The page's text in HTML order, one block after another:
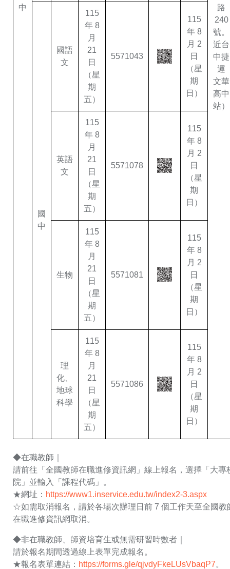
中
路
240
號。
近台
中捷
運
文華
高中
站）
國
中
國語
文
115
年 8
月
21
日
（星
期
五）
5571043
115
年 8
月 2
日
（星
期
日）
英語
文
115
年 8
月
21
日
（星
期
五）
5571078
115
年 8
月 2
日
（星
期
日）
生物
115
年 8
月
21
日
（星
期
五）
5571081
115
年 8
月 2
日
（星
期
日）
理
化、
地球
科學
115
年 8
月
21
日
（星
期
五）
5571086
115
年 8
月 2
日
（星
期
日）
◆在職教師｜
請前往「全國教師在職進修資訊網」線上報名，選擇「大專
院」並輸入「課程代碼」。
★網址： https://www1.inservice.edu.tw/index2-3.aspx，另
☆如需取消報名，請於各場次辦理日前 7 個工作天至全國教
在職進修資訊網取消。
◆非在職教師、師資培育生或無需研習時數者｜
請於報名期間透過線上表單完成報名。
★報名表單連結： https://forms.gle/qjvdyFkeLUsVbaqP7。